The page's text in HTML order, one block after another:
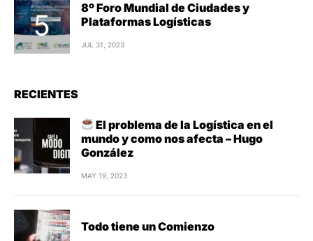
8º Foro Mundial de Ciudades y
Plataformas Logísticas
JUL 31, 2023
RECIENTES
El problema de la Logística en el
mundo y como nos afecta – Hugo
González
MAY 19, 2023
Todo tiene un Comienzo